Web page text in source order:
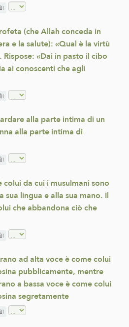
(che Allah conceda in
e la salute): «Qual è la virtù
«Dai in pasto il cibo
ai conoscenti che agli
alla parte intima di un
alla parte intima di
colui da cui i musulmani sono
lingua e alla sua mano. Il
che abbandona ciò che
ad alta voce è come colui
pubblicamente, mentre
a bassa voce è come colui
segretamente